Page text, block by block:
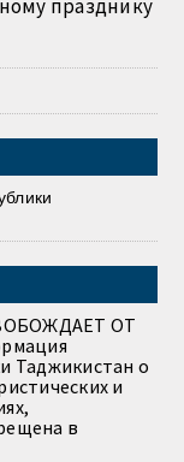
празднику
ОТ
Таджикистан о
и
в